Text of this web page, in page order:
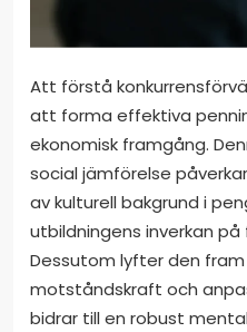
Att förstå
att forma effektiva
ekonomisk framgång.
social jämförelse
av kulturell bakgrund i
utbildningens inverkan
Dessutom lyfter den
motståndskraft och
bidrar till en robust